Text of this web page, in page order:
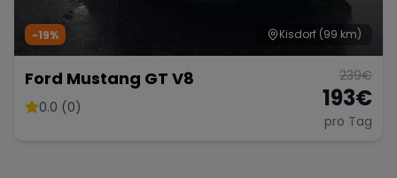
Kisdorf (99 km)
-19%
Ford Mustang GT V8
0.0 (0)
239€
193€
pro Tag